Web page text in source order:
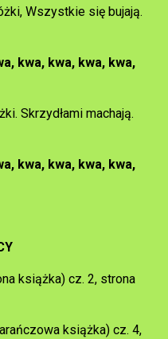
Wszystkie się bujają.
kwa, kwa, kwa, kwa,
Skrzydłami machają.
kwa, kwa, kwa, kwa,
książka) cz. 2, strona
książka) cz. 4,